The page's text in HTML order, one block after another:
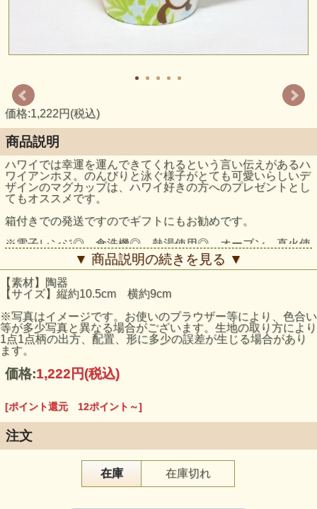
価格:1,222円(税込)
商品説明
ハワイでは幸運を運んできてくれるという言い伝えがあるハ
ワイアンホヌ。のんびりと泳ぐ様子がとても可愛いらしいデ
ザインのマグカップは、ハワイ好きの方へのプレゼントとし
てもオススメです。
箱付きでの発送ですのでギフトにもお勧めです。
※電子レンジ◎ 食洗機◎ 熱湯使用◎ オーブン、直火使
※大きさは、縦約10.5cm 横約9cm
▼ 商品説明の続きを見る ▼
【素材】陶器
【サイズ】縦約10.5cm 横約9cm
※写真はイメージです。お使いのブラウザー等により、色合い
等が多少写真と異なる場合がございます。生地の取り方により
1点1点柄の出方、配置、形に多少の誤差が生じる場合があり
ます。
価格:1,222円(税込)
[ポイント還元 12ポイント～]
注文
在庫 在庫切れ